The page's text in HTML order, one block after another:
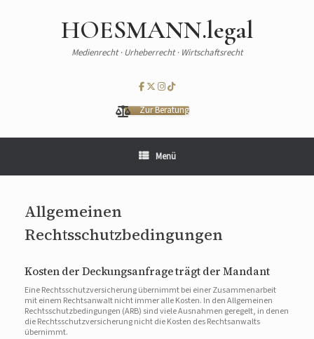
HOESMANN.legal
Medienrecht · Urheberrecht · Wirtschaftsrecht
Zur Beratung
Menü
Allgemeinen
Rechtsschutzbedingungen
Kosten der Deckungsanfrage trägt der Mandant
Eine Rechtsschutzversicherung übernimmt bei einer Zusammenarbeit
mit einem Rechtsanwalt nicht immer alle Kosten. In den Allgemeinen
Rechtsschutzbedingungen (ARB) sind viele Ausnahmen geregelt, in denen
die Rechtsschutzversicherung nicht die Kosten des Rechtsanwalts
übernimmt.